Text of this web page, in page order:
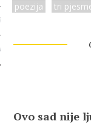
poezija tri
Ovo sad nije